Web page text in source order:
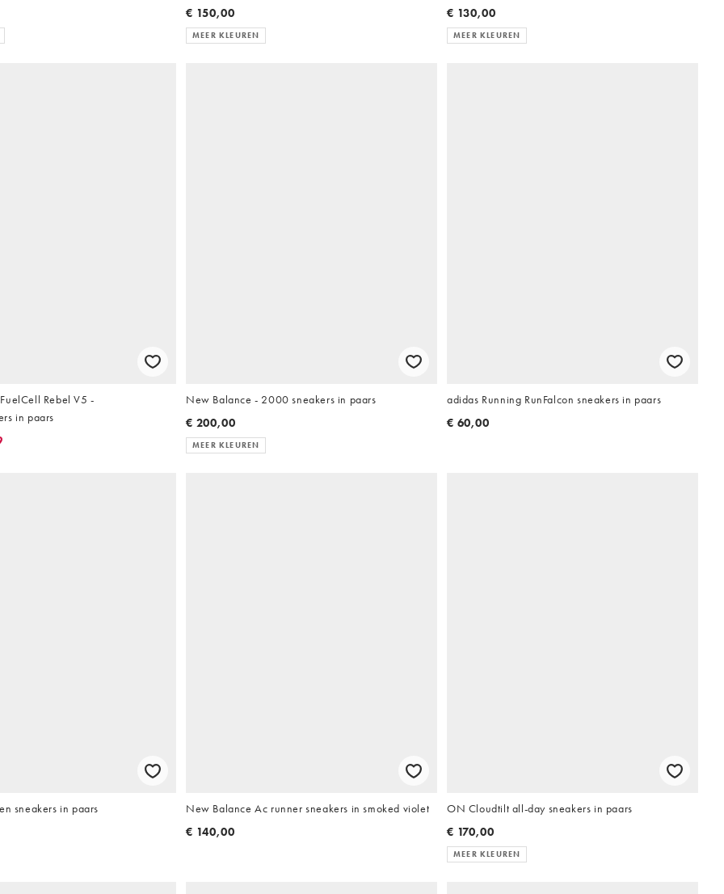
€ 150,00
MEER KLEUREN
€ 130,00
MEER KLEUREN
Rebel V5 -
in paars
New Balance - 2000 sneakers in paars
€ 200,00
MEER KLEUREN
adidas Running RunFalcon sneakers in paars
€ 60,00
sneakers in paars
New Balance Ac runner sneakers in smoked violet
€ 140,00
ON Cloudtilt all-day sneakers in paars
€ 170,00
MEER KLEUREN